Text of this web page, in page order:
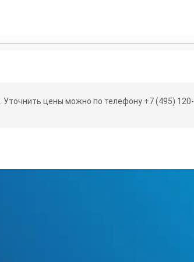
Уточнить цены можно по телефону +7 (495) 120-